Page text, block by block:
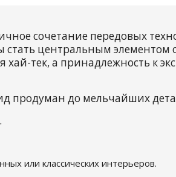
сочетание передовых
стать центральным элементом
тек, а принадлежность к
продуман до мельчайших
или классических интерьеров.